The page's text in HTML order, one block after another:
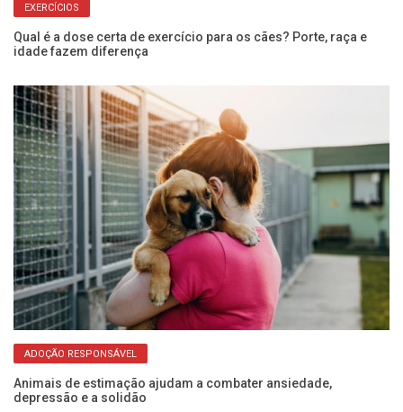
EXERCÍCIOS
Qual é a dose certa de exercício para os cães? Porte, raça e
idade fazem diferença
ADOÇÃO RESPONSÁVEL
Animais de estimação ajudam a combater ansiedade,
depressão e a solidão